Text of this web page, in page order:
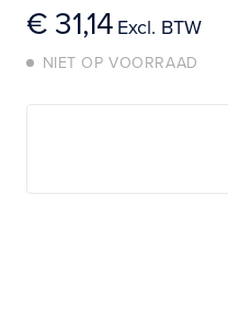
NIET OP VOORRAAD
€ 31,14